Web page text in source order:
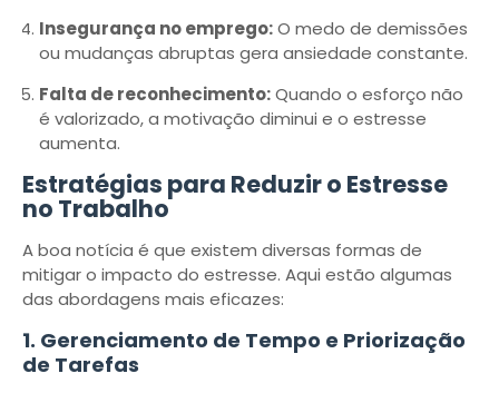
Insegurança no emprego:O medo de demissões
ou mudanças abruptas gera ansiedade constante.
Falta de reconhecimento:Quando o esforço não
é valorizado, a motivação diminui e o estresse
aumenta.
Estratégias para Reduzir o Estresse
no Trabalho
A boa notícia é que existem diversas formas de
mitigar o impacto do estresse. Aqui estão algumas
das abordagens mais eficazes:
1. Gerenciamento de Tempo e Priorização
de Tarefas